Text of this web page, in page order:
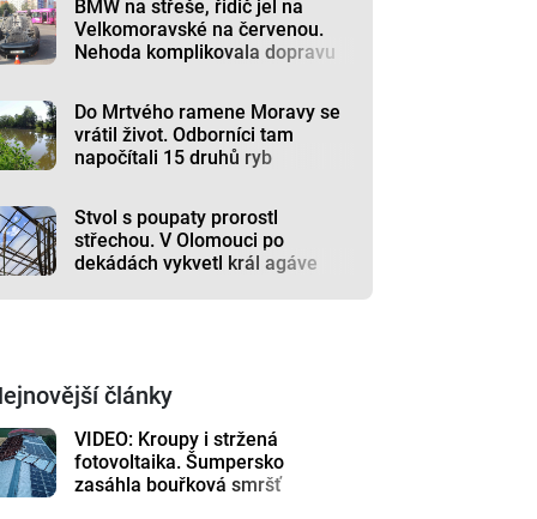
BMW na střeše, řidič jel na
Velkomoravské na červenou.
Nehoda komplikovala dopravu
Do Mrtvého ramene Moravy se
vrátil život. Odborníci tam
napočítali 15 druhů ryb
Stvol s poupaty prorostl
střechou. V Olomouci po
dekádách vykvetl král agáve
články
VIDEO: Kroupy i stržená
fotovoltaika. Šumpersko
zasáhla bouřková smršť